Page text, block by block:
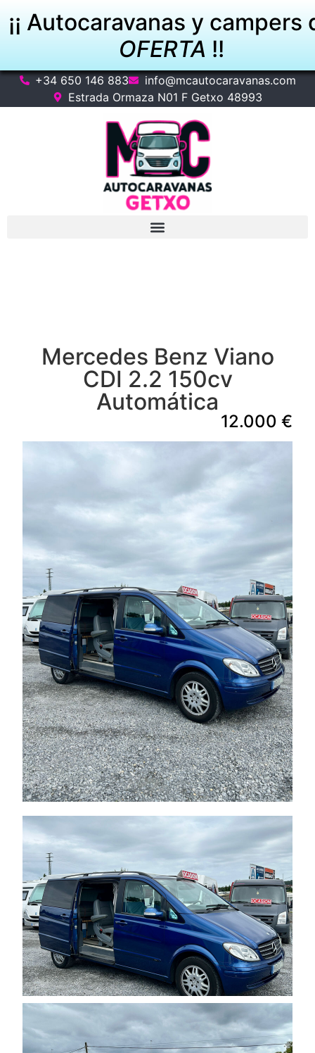
¡¡ Autocaravanas y campers
OFERTA !!
VER OFERTAS
+34 650 146 883
info@mcautocaravanas.com
Estrada Ormaza N01 F Getxo 48993
Mercedes Benz Viano
CDI 2.2 150cv
Automática
12.000 €